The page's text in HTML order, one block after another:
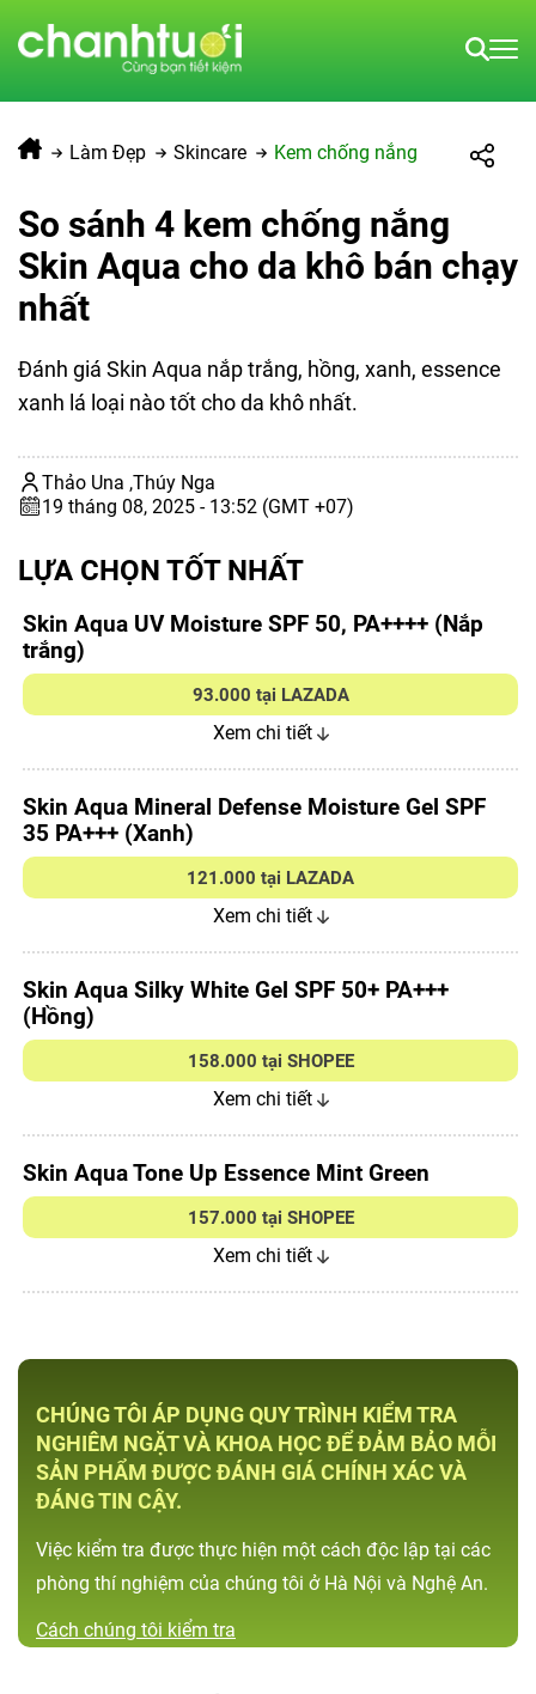
Làm Đẹp Skincare Kem chống nắng
So sánh 4 kem chống nắng
Skin Aqua cho da khô bán chạy
nhất
Đánh giá Skin Aqua nắp trắng, hồng, xanh, essence
xanh lá loại nào tốt cho da khô nhất.
Thảo Una ,Thúy Nga
19 tháng 08, 2025 - 13:52 (GMT +07)
LỰA CHỌN TỐT NHẤT
Skin Aqua UV Moisture SPF 50, PA++++ (Nắp
trắng)
93.000 tại LAZADA
Xem chi tiết
Skin Aqua Mineral Defense Moisture Gel SPF
35 PA+++ (Xanh)
121.000 tại LAZADA
Xem chi tiết
Skin Aqua Silky White Gel SPF 50+ PA+++
(Hồng)
158.000 tại SHOPEE
Xem chi tiết
Skin Aqua Tone Up Essence Mint Green
157.000 tại SHOPEE
Xem chi tiết
CHÚNG TÔI ÁP DỤNG QUY TRÌNH KIỂM TRA
NGHIÊM NGẶT VÀ KHOA HỌC ĐỂ ĐẢM BẢO MỖI
SẢN PHẨM ĐƯỢC ĐÁNH GIÁ CHÍNH XÁC VÀ
ĐÁNG TIN CẬY.
Việc kiểm tra được thực hiện một cách độc lập tại các
phòng thí nghiệm của chúng tôi ở Hà Nội và Nghệ An.
Cách chúng tôi kiểm tra